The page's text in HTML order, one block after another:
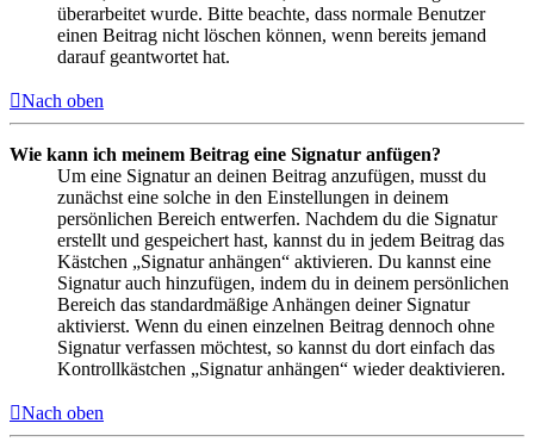
überarbeitet wurde. Bitte beachte, dass normale Benutzer
einen Beitrag nicht löschen können, wenn bereits jemand
darauf geantwortet hat.
Nach oben
Wie kann ich meinem Beitrag eine Signatur anfügen?
Um eine Signatur an deinen Beitrag anzufügen, musst du
zunächst eine solche in den Einstellungen in deinem
persönlichen Bereich entwerfen. Nachdem du die Signatur
erstellt und gespeichert hast, kannst du in jedem Beitrag das
Kästchen „Signatur anhängen“ aktivieren. Du kannst eine
Signatur auch hinzufügen, indem du in deinem persönlichen
Bereich das standardmäßige Anhängen deiner Signatur
aktivierst. Wenn du einen einzelnen Beitrag dennoch ohne
Signatur verfassen möchtest, so kannst du dort einfach das
Kontrollkästchen „Signatur anhängen“ wieder deaktivieren.
Nach oben